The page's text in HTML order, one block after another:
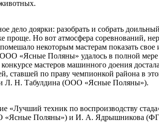
дело доярки: разобрать и собрать
проще. Но вот атмосфера соревнований,
некоторым мастерам показать
«Ясные Поляны» удалось в полной мере
мастеров машинного доения
ставшей по праву чемпионкой района в
и Л. Н. Табулдина (ООО «Ясные Поляны»).
«Лучший техник по воспроизводству
«Ясные Поляны») и И. А. Ядрышникова